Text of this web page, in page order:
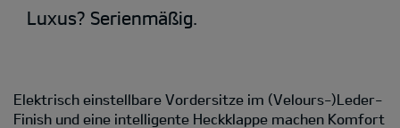
Luxus? Serienmäßig.
Elektrisch einstellbare Vordersitze im (Velours-)Leder-
Finish und eine intelligente Heckklappe machen Komfort